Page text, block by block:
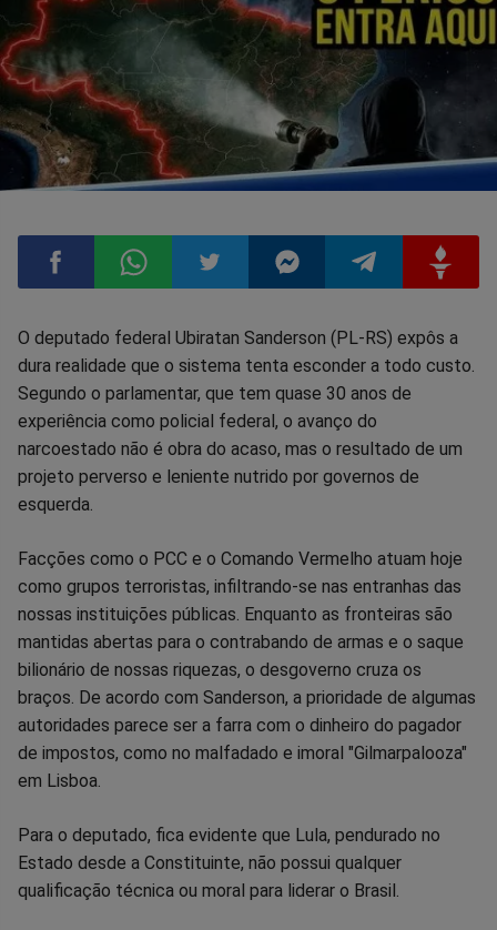
Compartilhar
no
Facebook
Compartilhar
no
Whatsapp
Compartilhar
no
Twitter
Compartilhar
no
Messenger
Compartilhar
no
TelegramGettr
O deputado federal Ubiratan Sanderson (PL-RS) expôs a
dura realidade que o sistema tenta esconder a todo custo.
Segundo o parlamentar, que tem quase 30 anos de
experiência como policial federal, o avanço do
narcoestado não é obra do acaso, mas o resultado de um
projeto perverso e leniente nutrido por governos de
esquerda.
Facções como o PCC e o Comando Vermelho atuam hoje
como grupos terroristas, infiltrando-se nas entranhas das
nossas instituições públicas. Enquanto as fronteiras são
mantidas abertas para o contrabando de armas e o saque
bilionário de nossas riquezas, o desgoverno cruza os
braços. De acordo com Sanderson, a prioridade de algumas
autoridades parece ser a farra com o dinheiro do pagador
de impostos, como no malfadado e imoral "Gilmarpalooza"
em Lisboa.
Para o deputado, fica evidente que Lula, pendurado no
Estado desde a Constituinte, não possui qualquer
qualificação técnica ou moral para liderar o Brasil.